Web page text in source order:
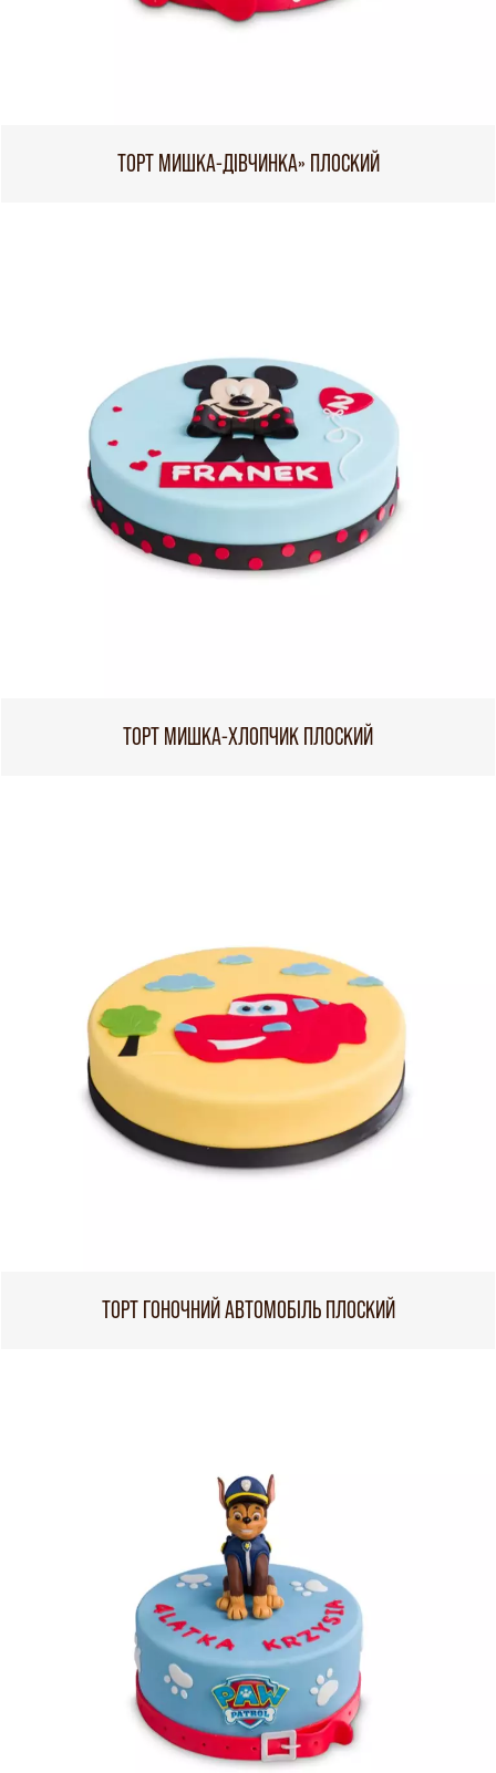
ТОРТ МИШКА-ДІВЧИНКА» ПЛОСКИЙ
ТОРТ МИШКА-ХЛОПЧИК ПЛОСКИЙ
ТОРТ ГОНОЧНИЙ АВТОМОБІЛЬ ПЛОСКИЙ